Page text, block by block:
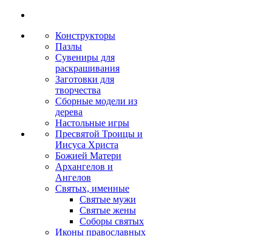
Конструкторы
Пазлы
Сувениры для
раскрашивания
Заготовки для
творчества
Сборные модели из
дерева
Настольные игры
Пресвятой Троицы и
Иисуса Христа
Божией Матери
Архангелов и
Ангелов
Святых, именные
Святые мужи
Святые жены
Соборы святых
Иконы православных